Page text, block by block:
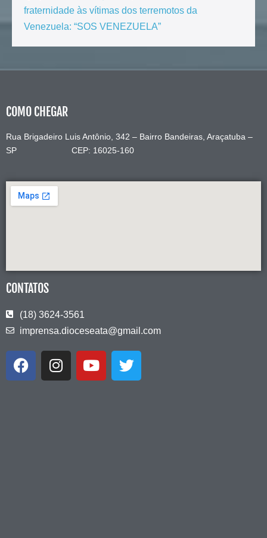
fraternidade às vítimas dos terremotos da
Venezuela: “SOS VENEZUELA”
COMO CHEGAR
Rua Brigadeiro Luis Antônio, 342 – Bairro Bandeiras, Araçatuba –
SP CEP: 16025-160
CONTATOS
(18) 3624-3561
imprensa.dioceseata@gmail.com